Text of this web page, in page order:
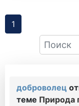
1
доброволец
теме Природа